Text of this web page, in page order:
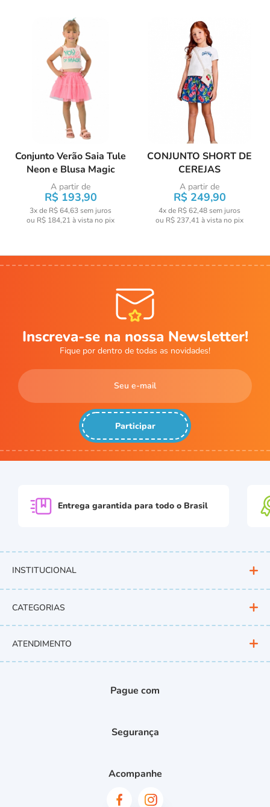
Conjunto Verão Saia Tule
Neon e Blusa Magic
A partir de
R$ 193,90
3x de R$ 64,63sem juros
ou R$ 184,21 à vista no pix
CONJUNTO SHORT DE
CEREJAS
A partir de
R$ 249,90
4x de R$ 62,48sem juros
ou R$ 237,41 à vista no pix
Inscreva-se na nossa Newsletter!
Fique por dentro de todas as novidades!
Participar
Entrega garantida para todo o Brasil
INSTITUCIONAL
CATEGORIAS
ATENDIMENTO
Pague com
Segurança
Acompanhe